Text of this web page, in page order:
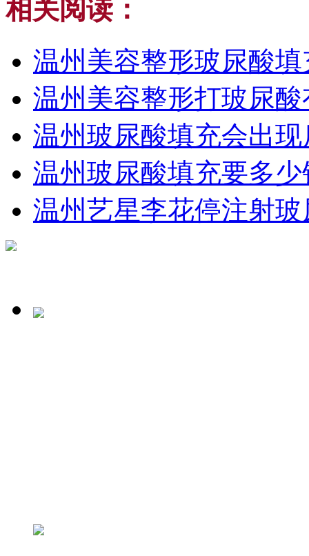
相关阅读：
温州美容整形玻尿酸
温州美容整形打玻尿
温州玻尿酸填充会出
温州玻尿酸填充要多少
温州艺星李花停注射